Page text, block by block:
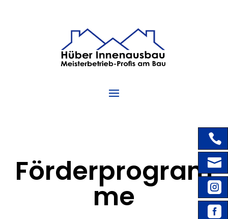
Förderprogram
me




